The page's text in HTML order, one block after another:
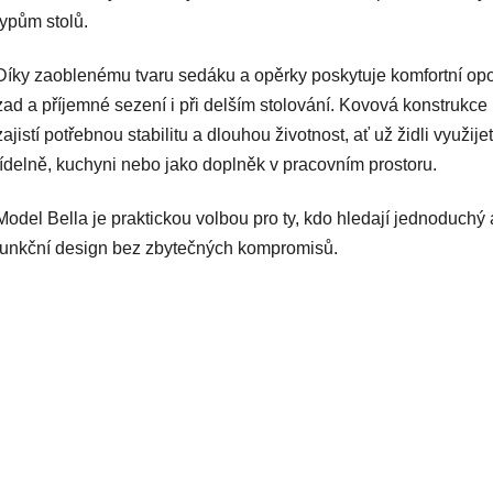
stolů.
zaoblenému tvaru sedáku a opěrky poskytuje komfortní
a příjemné sezení i při delším stolování. Kovová konstrukce
potřebnou stabilitu a dlouhou životnost, ať už židli
kuchyni nebo jako doplněk v pracovním prostoru.
Bella je praktickou volbou pro ty, kdo hledají jednoduchý
design bez zbytečných kompromisů.